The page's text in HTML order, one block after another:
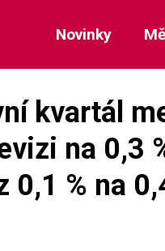
Novinky
kvartál
na 0,3
0,1 % na